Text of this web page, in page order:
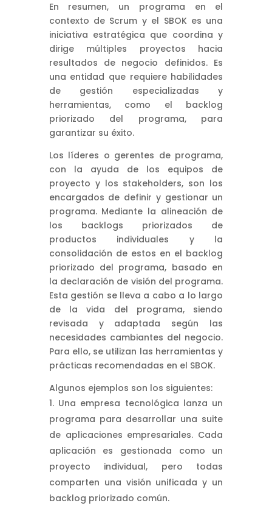
En resumen, un programa en el
contexto de Scrum y el SBOK es una
iniciativa estratégica que coordina y
dirige múltiples proyectos hacia
resultados de negocio definidos. Es
una entidad que requiere habilidades
de gestión especializadas y
herramientas, como el backlog
priorizado del programa, para
garantizar su éxito.
Los líderes o gerentes de programa,
con la ayuda de los equipos de
proyecto y los stakeholders, son los
encargados de definir y gestionar un
programa. Mediante la alineación de
los backlogs priorizados de
productos individuales y la
consolidación de estos en el backlog
priorizado del programa, basado en
la declaración de visión del programa.
Esta gestión se lleva a cabo a lo largo
de la vida del programa, siendo
revisada y adaptada según las
necesidades cambiantes del negocio.
Para ello, se utilizan las herramientas y
prácticas recomendadas en el SBOK.
Algunos ejemplos son los siguientes:
Una empresa tecnológica lanza un
programa para desarrollar una suite
de aplicaciones empresariales. Cada
aplicación es gestionada como un
proyecto individual, pero todas
comparten una visión unificada y un
backlog priorizado común.